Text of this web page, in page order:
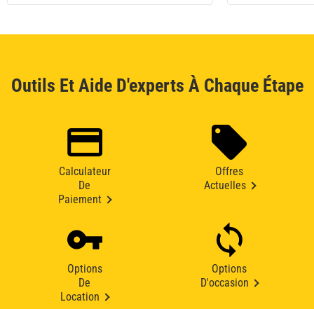
Outils Et Aide D'experts À Chaque Étape
Calculateur
De
Paiement
Offres
Actuelles
Options
De
Location
Options
D'occasion